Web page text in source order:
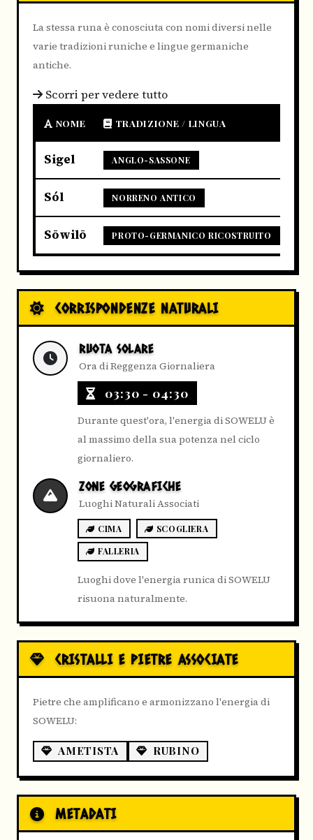
La stessa runa è conosciuta con nomi diversi nelle
varie tradizioni runiche e lingue germaniche
antiche.
Scorri per vedere tutto
NOME TRADIZIONE / LINGUA
Sigel ANGLO-SASSONE
Sól NORRENO ANTICO
Sōwilō PROTO-GERMANICO RICOSTRUITO
CORRISPONDENZE NATURALI
RUOTA SOLARE
Ora di Reggenza Giornaliera
03:30 - 04:30
Durante quest'ora, l'energia di SOWELU è
al massimo della sua potenza nel ciclo
giornaliero.
ZONE GEOGRAFICHE
Luoghi Naturali Associati
CIMA SCOGLIERA
FALLERIA
Luoghi dove l'energia runica di SOWELU
risuona naturalmente.
CRISTALLI E PIETRE ASSOCIATE
Pietre che amplificano e armonizzano l'energia di
SOWELU:
AMETISTA RUBINO
METADATI